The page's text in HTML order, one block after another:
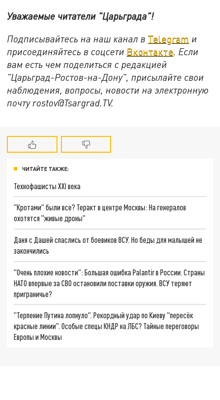
Уважаемые читатели "Царьграда"!
Подписывайтесь на наш канал в Telegram и
присоединяйтесь в соцсети Вконтакте. Если
вам есть чем поделиться с редакцией
"Царьград-Ростов-на-Дону", присылайте свои
наблюдения, вопросы, новости на электронную
почту rostov@Tsargrad.ТV.
ЧИТАЙТЕ ТАКЖЕ:
Технофашисты XXI века
"Кротами" были все? Теракт в центре Москвы: На генералов
охотятся "живые дроны"
Даня с Дашей спаслись от боевиков ВСУ. Но беды для малышей не
закончились
"Очень плохие новости": Большая ошибка Palantir в России. Страны
НАТО впервые за СВО остановили поставки оружия. ВСУ теряют
приграничье?
"Терпение Путина лопнуло". Рекордный удар по Киеву "пересёк
красные линии". Особые спецы КНДР на ЛБС? Тайные переговоры
Европы и Москвы